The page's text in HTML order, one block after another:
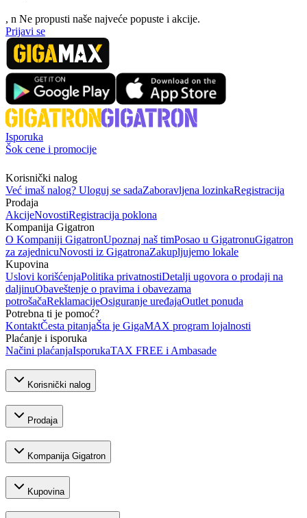
, n Ne propusti naše najveće popuste i akcije.
Prijavi se
Isporuka
Šok cene i promocije
Korisnički nalog
Već imaš nalog? Uloguj se sadaZaboravljena lozinkaRegistracija
Prodaja
AkcijeNovostiRegistracija poklona
Kompanija Gigatron
O Kompaniji GigatronUpoznaj naš timPosao u GigatronuGigatron
za zajednicuNovosti iz GigatronaZakupljujemo lokale
Kupovina
Uslovi korišćenjaPolitika privatnostiDetalji ugovora o prodaji na
daljinuObaveštenje o pravima i obavezama
potrošačaReklamacijeOsiguranje uređajaOutlet ponuda
Potrebna ti je pomoć?
KontaktČesta pitanjaŠta je GigaMAX program lojalnosti
Plaćanje i isporuka
Načini plaćanjaIsporukaTAX FREE i Ambasade
Korisnički nalog
Prodaja
Kompanija Gigatron
Kupovina